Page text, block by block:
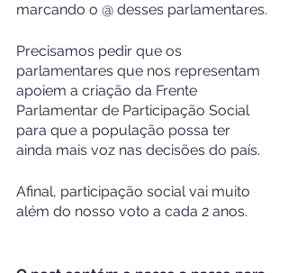
marcando o @ desses parlamentares.
Precisamos pedir que os
parlamentares que nos representam
apoiem a criação da Frente
Parlamentar de Participação Social
para que a população possa ter
ainda mais voz nas decisões do país.
Afinal, participação social vai muito
além do nosso voto a cada 2 anos.